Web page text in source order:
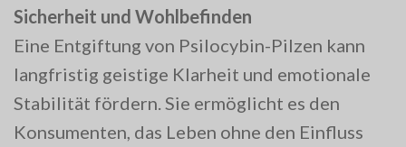
Sicherheit und Wohlbefinden
Eine Entgiftung von Psilocybin-Pilzen kann
langfristig geistige Klarheit und emotionale
Stabilität fördern. Sie ermöglicht es den
Konsumenten, das Leben ohne den Einfluss